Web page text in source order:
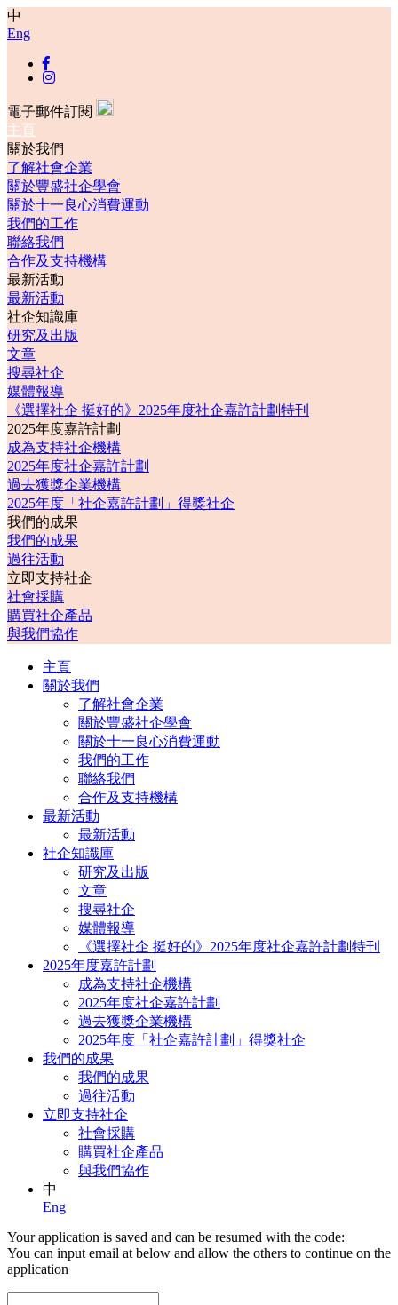
中
Eng
電子郵件訂閱
主頁
關於我們
了解社會企業
關於豐盛社企學會
關於十一良心消費運動
我們的工作
聯絡我們
合作及支持機構
最新活動
最新活動
社企知識庫
研究及出版
文章
搜尋社企
媒體報導
《選擇社企 挺好的》2025年度社企嘉許計劃特刊
2025年度嘉許計劃
成為支持社企機構
2025年度社企嘉許計劃
過去獲獎企業機構
2025年度「社企嘉許計劃」得獎社企
我們的成果
我們的成果
過往活動
立即支持社企
社會採購
購買社企產品
與我們協作
主頁
關於我們
了解社會企業
關於豐盛社企學會
關於十一良心消費運動
我們的工作
聯絡我們
合作及支持機構
最新活動
最新活動
社企知識庫
研究及出版
文章
搜尋社企
媒體報導
《選擇社企 挺好的》2025年度社企嘉許計劃特刊
2025年度嘉許計劃
成為支持社企機構
2025年度社企嘉許計劃
過去獲獎企業機構
2025年度「社企嘉許計劃」得獎社企
我們的成果
我們的成果
過往活動
立即支持社企
社會採購
購買社企產品
與我們協作
中
Eng
Your application is saved and can be resumed with the code:
You can input email at below and allow the others to continue on the
application